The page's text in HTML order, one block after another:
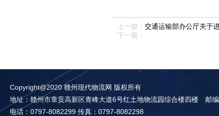
上一篇： 交通运输部办公厅关于
下一篇：
Copyright@2020 赣州现代物流网 版权所有
地址：赣州市章贡高新区青峰大道6号红土地物流园综合楼四楼 邮
电话：0797-8082299 传真：0797-8082298